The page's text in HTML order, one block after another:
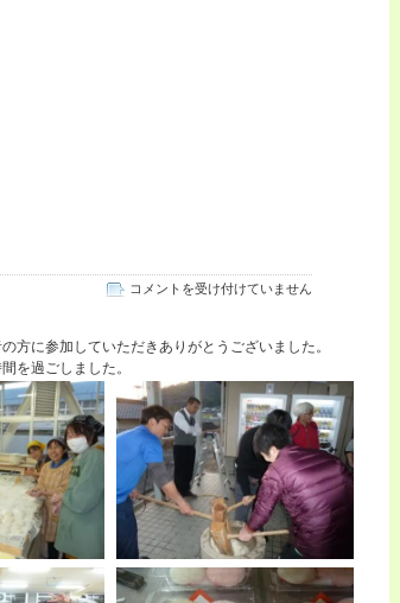
Ｐ
餅
き
は
コメントを受け付けていません
方に参加していただきありがとうございました。
を過ごしました。